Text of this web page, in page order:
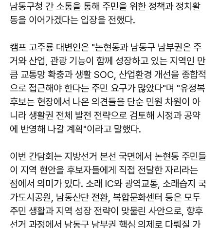
남동구청 간 소통을 통해 주민을 위한 정책과 정치활
동을 이어가겠다는 입장을 전했다.
캠프 고주룡 대변인은 "논현동과 남동구 남부권은 주
거와 산업, 관광 기능이 함께 성장하고 있는 지역인 만
큼 교통망 확충과 생활 SOC, 산업환경 개선을 종합적
으로 접근해야 한다는 주민 요구가 많았다"며 "유정복
후보는 현장에서 나온 의견들을 단순 민원 차원이 아
니라 생활권 전체 발전 전략으로 검토해 시정과 공약
에 반영해 나갈 계획"이라고 말했다.
이번 간담회는 지방선거 본선 국면에서 논현동 주민들
이 지역 현안을 후보자들에게 직접 전달한 자리라는
점에서 의미가 있다. 소래 IC와 광역교통, 소래습지 국
가도시공원, 남동산단 전환, 복합문화센터 등은 모두
주민 생활과 지역 성장 전략이 맞물린 사안으로, 향후
선거 과정에서 남동구 남부권 핵심 의제로 다뤄질 가